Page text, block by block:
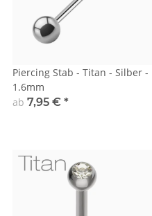
Piercing Stab - Titan - Silber -
1.6mm
ab 7,95 € *